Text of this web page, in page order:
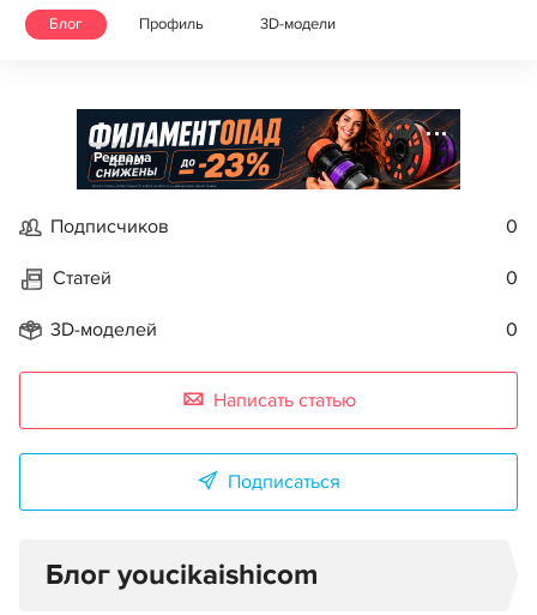
Блог Профиль 3D-модели
Реклама
Подписчиков 0
Статей 0
3D-моделей 0
Написать статью
Подписаться
Блог youcikaishicom